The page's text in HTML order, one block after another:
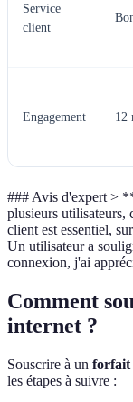
Service
client
Engagement 12
### Avis d'expert >
plusieurs utilisateurs,
client est essentiel,
Un utilisateur a
connexion, j'ai
Comment
internet ?
Souscrire à un forfait
les étapes à suivre :